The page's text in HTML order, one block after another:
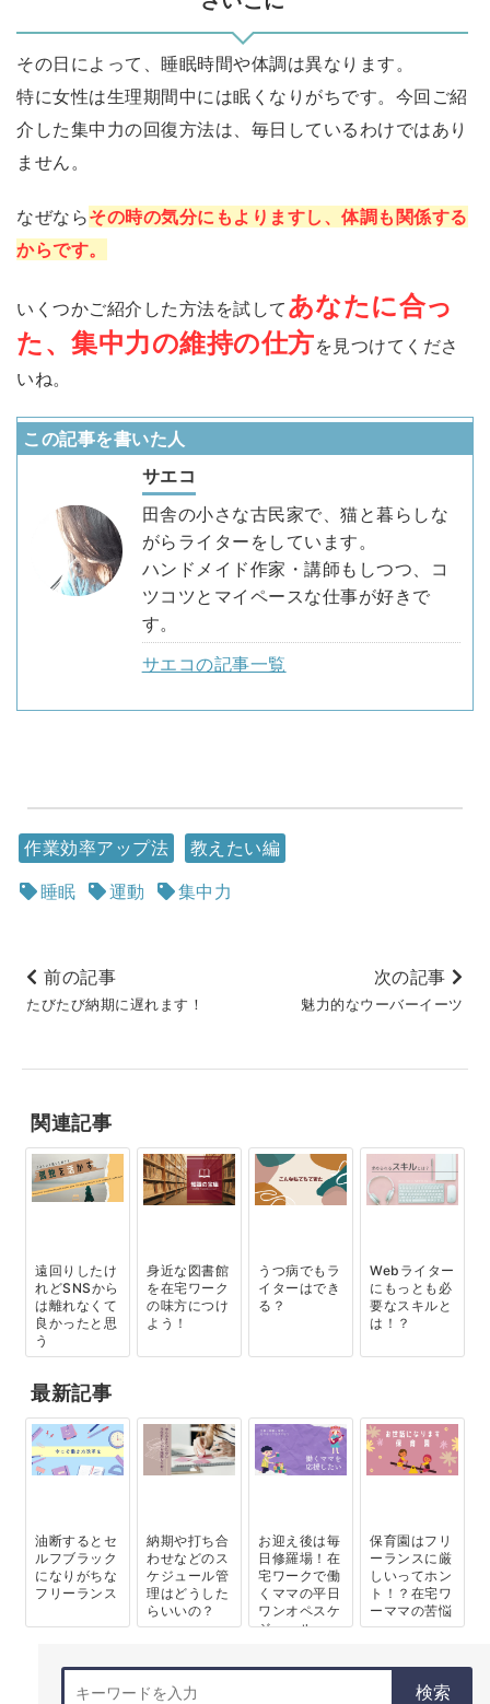
その日によって、睡眠時間や体調は異なります。
特に女性は生理期間中には眠くなりがちです。今回ご紹
介した集中力の回復方法は、毎日しているわけではあり
ません。
なぜならその時の気分にもよりますし、体調も関係する
からです。
いくつかご紹介した方法を試して あなたに合っ
た、集中力の維持の仕方を見つけてくださ
いね。
この記事を書いた人
サエコ
田舎の小さな古民家で、猫と暮らしな
がらライターをしています。
ハンドメイド作家・講師もしつつ、コ
ツコツとマイペースな仕事が好きで
す。
サエコの記事一覧
作業効率アップ法
教えたい編
睡眠
運動 集中力
前の記事
たびたび納期に遅れます！
次の記事
魅力的なウーバーイーツ
関連記事
遠回りしたけ
れどSNSから
は離れなくて
良かったと思
う
身近な図書館
を在宅ワーク
の味方につけ
よう！
うつ病でもラ
イターはでき
る？
Webライター
にもっとも必
要なスキルと
は！？
最新記事
油断するとセ
ルフブラック
になりがちな
フリーランス
納期や打ち合
わせなどのス
ケジュール管
理はどうした
らいいの？
お迎え後は毎
日修羅場！在
宅ワークで働
くママの平日
ワンオペスケ
ジュール
保育園はフリ
ーランスに厳
しいってホン
ト！？在宅ワ
ーママの苦悩
検索